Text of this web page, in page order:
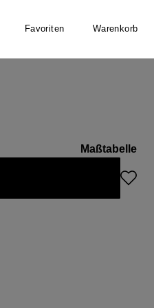
Favoriten Warenkorb
Maßtabelle